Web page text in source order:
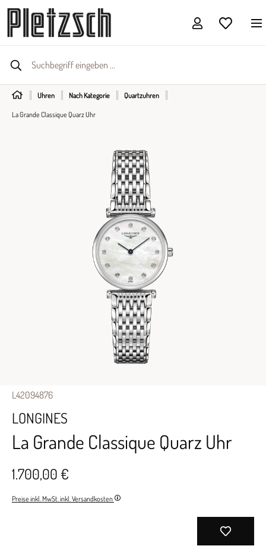
Uhren Nach Kategorie Quartzuhren
La Grande Classique Quarz Uhr
L42094876
LONGINES
La Grande Classique Quarz Uhr
1.700,00 €
Preise inkl. MwSt. inkl. Versandkosten